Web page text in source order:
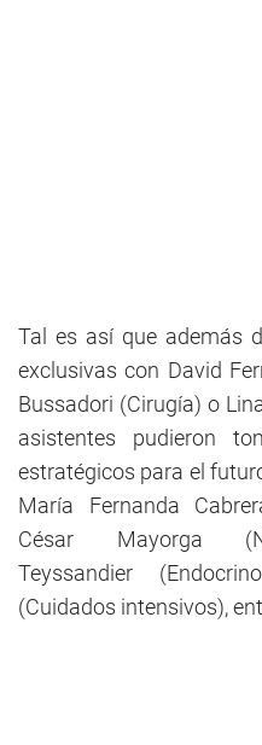
Tal es así que además
exclusivas con David
Bussadori (Cirugía) o
asistentes pudieron
estratégicos para el
María Fernanda
César Mayorga
Teyssandier
(Cuidados intensivos),